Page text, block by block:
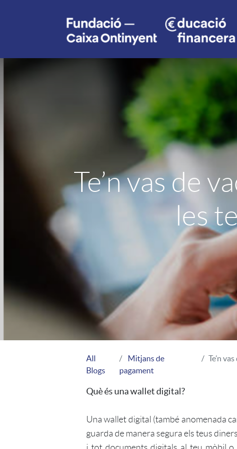
Te’n vas de
les
All
Blogs
Mitjans de
pagament
Te’n
Què és una wallet digital?
Una wallet digital (també anomenada
guarda de manera segura els teus